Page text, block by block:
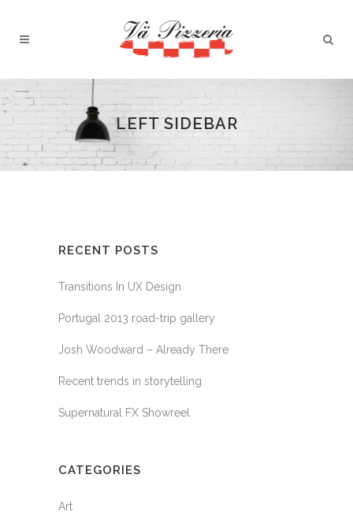
LEFT SIDEBAR
RECENT POSTS
Transitions In UX Design
Portugal 2013 road-trip gallery
Josh Woodward – Already There
Recent trends in storytelling
Supernatural FX Showreel
CATEGORIES
Art